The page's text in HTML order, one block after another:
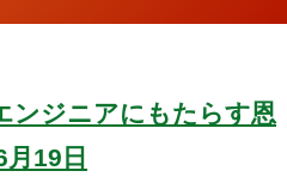
ンジニアにもたらす恩
19日